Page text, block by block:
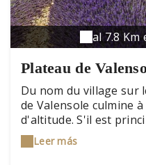
al 7.8
Plateau de
Du nom du village sur
de Valensole culmine
d'altitude. S'il est
champs de lavandes, il
de couleurs et de
Leer más